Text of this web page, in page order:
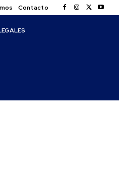
Contacto